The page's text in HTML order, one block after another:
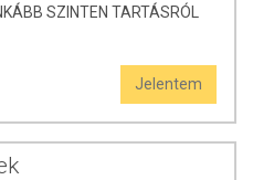
SZINTEN TARTÁSRÓL
Jelentem